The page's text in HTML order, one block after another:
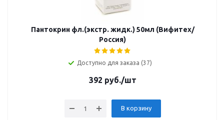
Пантокрин фл.(экстр. жидк.) 50мл (Вифитех/
Россия)
Доступно для заказа (37)
392 руб./шт
В корзину